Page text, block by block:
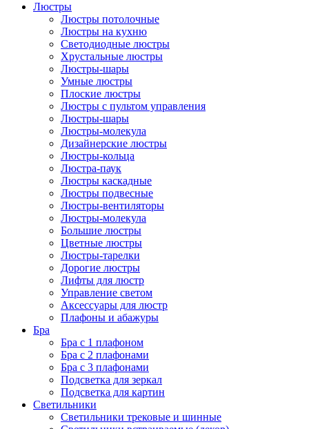
Люстры
Люстры потолочные
Люстры на кухню
Светодиодные люстры
Хрустальные люстры
Люстры-шары
Умные люстры
Плоские люстры
Люстры с пультом управления
Люстры-шары
Люстры-молекула
Дизайнерские люстры
Люстры-кольца
Люстра-паук
Люстры каскадные
Люстры подвесные
Люстры-вентиляторы
Люстры-молекула
Большие люстры
Цветные люстры
Люстры-тарелки
Дорогие люстры
Лифты для люстр
Управление светом
Аксессуары для люстр
Плафоны и абажуры
Бра
Бра с 1 плафоном
Бра с 2 плафонами
Бра с 3 плафонами
Подсветка для зеркал
Подсветка для картин
Светильники
Светильники трековые и шинные